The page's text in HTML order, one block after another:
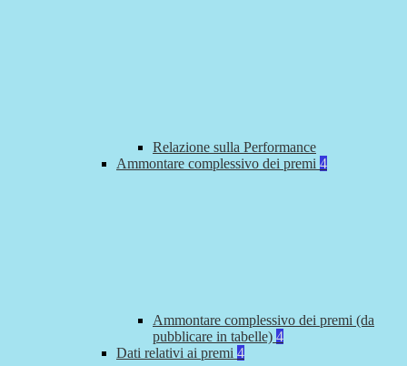
Relazione sulla Performance
Ammontare complessivo dei premi 4
Ammontare complessivo dei premi (da
pubblicare in tabelle) 4
Dati relativi ai premi 4